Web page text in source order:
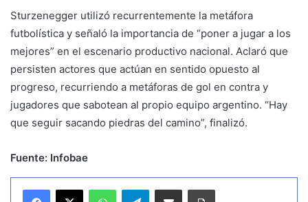
Sturzenegger utilizó recurrentemente la metáfora
futbolística y señaló la importancia de “poner a jugar a los
mejores” en el escenario productivo nacional. Aclaró que
persisten actores que actúan en sentido opuesto al
progreso, recurriendo a metáforas de gol en contra y
jugadores que sabotean al propio equipo argentino. “Hay
que seguir sacando piedras del camino”, finalizó.
Fuente: Infobae
Telegram